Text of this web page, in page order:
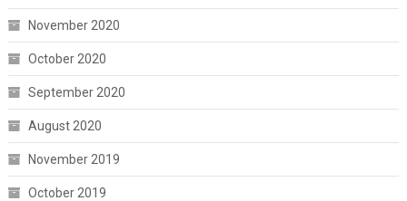
November 2020
October 2020
September 2020
August 2020
November 2019
October 2019